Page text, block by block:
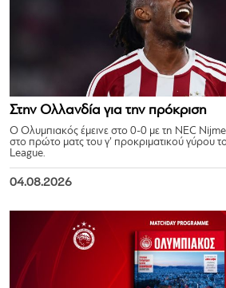
Στην Ολλανδία για την πρόκριση
Ο Ολυμπιακός έμεινε στο 0-0 με τη NEC
στο πρώτο ματς του γ’ προκριματικού γύρου
League.
04.08.2026